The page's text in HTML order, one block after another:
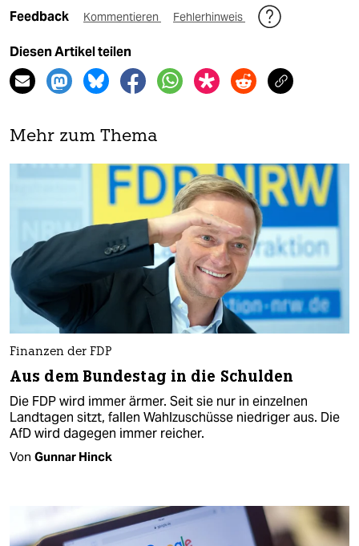
Feedback Kommentieren Fehlerhinweis
Diesen Artikel teilen
Mehr zum Thema
Finanzen der FDP
Aus dem Bundestag in die Schulden
Die FDP wird immer ärmer. Seit sie nur in einzelnen
Landtagen sitzt, fallen Wahlzuschüsse niedriger aus. Die
AfD wird dagegen immer reicher.
Von Gunnar Hinck